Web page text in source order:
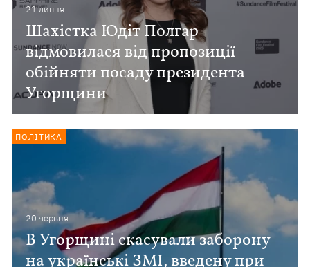
21 липня
Шахістка Юдіт Полгар
відмовилася від пропозиції
обійняти посаду президента
Угорщини
20 червня
В Угорщині скасували заборону
на українські ЗМІ, введену при
ПОЛІТИКА